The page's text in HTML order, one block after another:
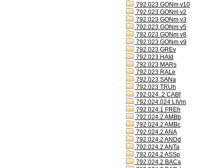
792.023 GONm v10
792.023 GONm v2
792.023 GONm v3
792.023 GONm v5
792.023 GONm v8
792.023 GONm v9
792.023 GREv
792.023 HAId
792.023 MARs
792.023 RALe
792.023 SANa
792.023 TRUh
792.024..2 CABf
792.024.024 LIVm
792.024.1 FREh
792.024.2 AMBb
792.024.2 AMBc
792.024.2 ANA
792.024.2 ANDd
792.024.2 ANTa
792.024.2 ASSp
792.024.2 BACa